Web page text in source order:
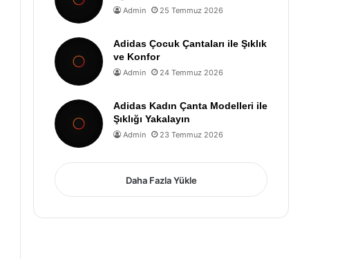
Admin 25 Temmuz 2026
Adidas Çocuk Çantaları ile Şıklık
ve Konfor
Admin 24 Temmuz 2026
Adidas Kadın Çanta Modelleri ile
Şıklığı Yakalayın
Admin 23 Temmuz 2026
Daha Fazla Yükle